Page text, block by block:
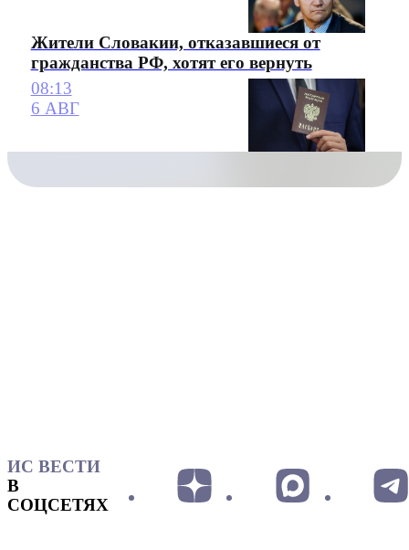
Жители Словакии, отказавшиеся от
гражданства РФ, хотят его вернуть
08:13
6 АВГ
ИС ВЕСТИ
В
СОЦСЕТЯХ